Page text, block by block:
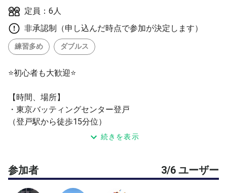
定員：6人
非承認制（申し込んだ時点で参加が決定します）
練習多め ダブルス
⭐️初心者も大歓迎⭐️
【時間、場所】
・東京バッティングセンター登戸
（登戸駅から徒歩15分位）
【人数】
続きを表示
参加者 3/6 ユーザー